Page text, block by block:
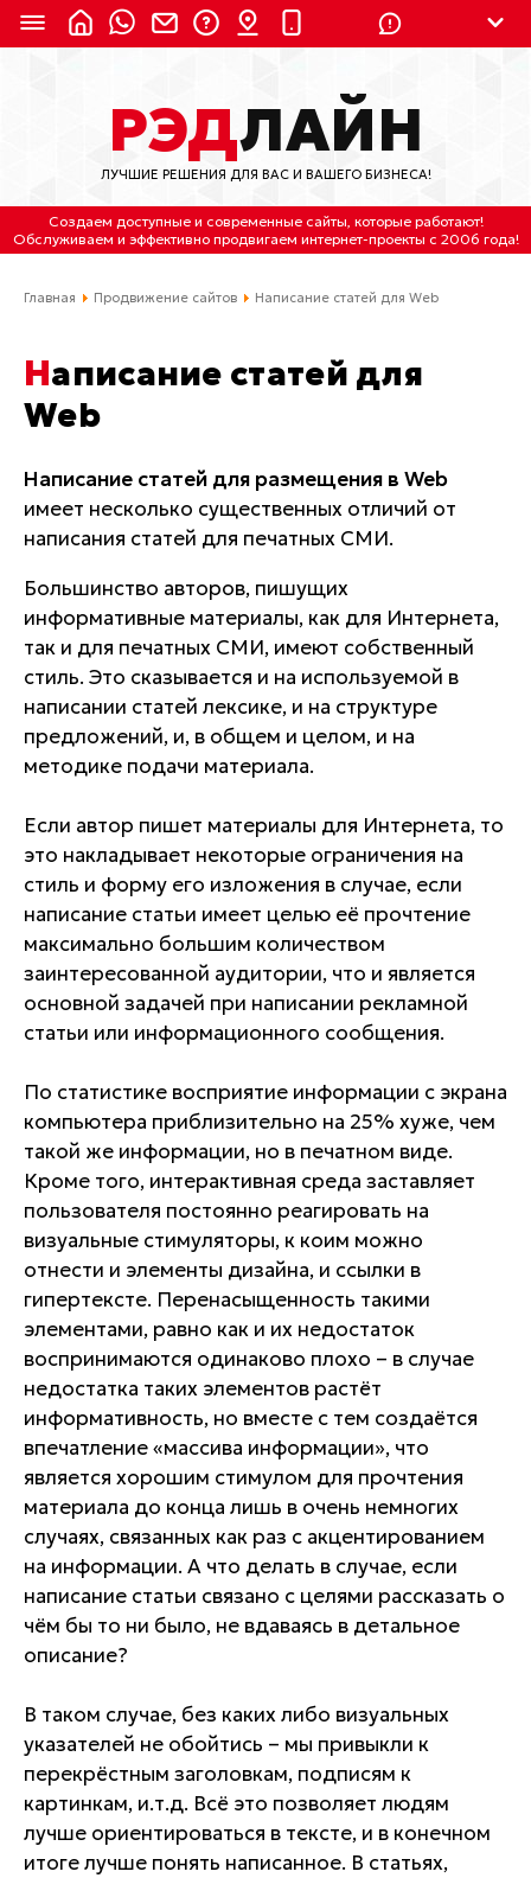
8 (800) 550-9899 (с 2:30 до 11:30 по
Мск)
Бесплатно по России
(4212) 658-653
(4212) 637-673
Отдельный вход \ Левый торец здания
info@lred.ru
Все контакты
РЭДЛАЙН
ЛУЧШИЕ РЕШЕНИЯ ДЛЯ ВАС И ВАШЕГО БИЗНЕСА!
Создаем доступные и современные сайты, которые работают!
Обслуживаем и эффективно продвигаем интернет-проекты с 2006 года!
Главная Продвижение сайтов Написание статей для Web
Написание статей для
Web
Написание статей для размещения в Web
имеет несколько существенных отличий от
написания статей для печатных СМИ.
Большинство авторов, пишущих
информативные материалы, как для Интернета,
так и для печатных СМИ, имеют собственный
стиль. Это сказывается и на используемой в
написании статей лексике, и на структуре
предложений, и, в общем и целом, и на
методике подачи материала.
Если автор пишет материалы для Интернета, то
это накладывает некоторые ограничения на
стиль и форму его изложения в случае, если
написание статьи имеет целью её прочтение
максимально большим количеством
заинтересованной аудитории, что и является
основной задачей при написании рекламной
статьи или информационного сообщения.
По статистике восприятие информации с экрана
компьютера приблизительно на 25% хуже, чем
такой же информации, но в печатном виде.
Кроме того, интерактивная среда заставляет
пользователя постоянно реагировать на
визуальные стимуляторы, к коим можно
отнести и элементы дизайна, и ссылки в
гипертексте. Перенасыщенность такими
элементами, равно как и их недостаток
воспринимаются одинаково плохо – в случае
недостатка таких элементов растёт
информативность, но вместе с тем создаётся
впечатление «массива информации», что
является хорошим стимулом для прочтения
материала до конца лишь в очень немногих
случаях, связанных как раз с акцентированием
на информации. А что делать в случае, если
написание статьи связано с целями рассказать о
чём бы то ни было, не вдаваясь в детальное
описание?
В таком случае, без каких либо визуальных
указателей не обойтись – мы привыкли к
перекрёстным заголовкам, подписям к
картинкам, и.т.д. Всё это позволяет людям
лучше ориентироваться в тексте, и в конечном
итоге лучше понять написанное. В статьях,